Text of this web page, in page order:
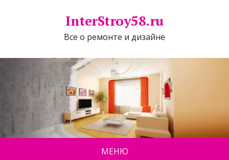
InterStroy58.ru
Все о ремонте и дизайне
МЕНЮ